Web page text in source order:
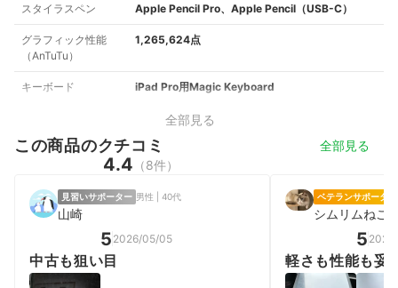
スタイラスペン Apple Pencil Pro、Apple Pencil（USB-C）
グラフィック性能
（AnTuTu）
1,265,624点
キーボード iPad Pro用Magic Keyboard
全部見る
この商品のクチコミ 全部見る
4.4 （8件）
見習いサポーター 男性 | 40代
山崎
5 2026/05/05
中古も狙い目
ベテランサポーター
シムリムねこ
5
軽さも性能も妥
iPad